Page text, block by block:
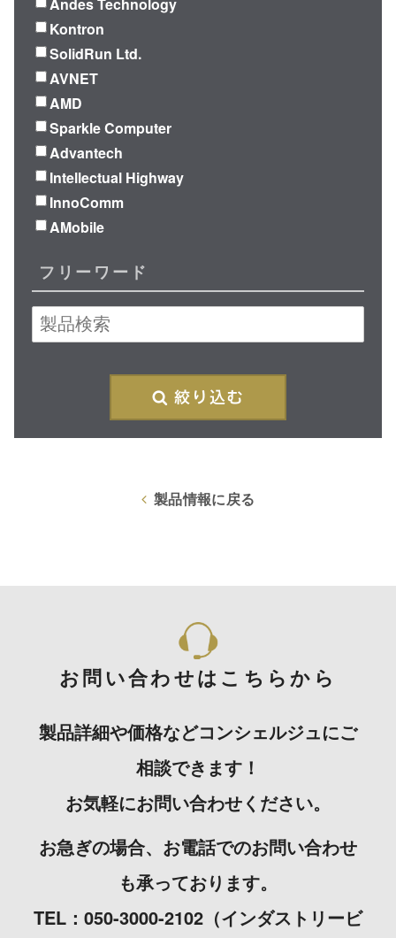
Kontron
SolidRun Ltd.
AVNET
AMD
Sparkle Computer
Advantech
Intellectual Highway
InnoComm
AMobile
フリーワード
製品情報に戻る
お問い合わせはこちらから
製品詳細や価格などコンシェルジュにご
相談できます！
お気軽にお問い合わせください。
お急ぎの場合、お電話でのお問い合わせ
も承っております。
TEL：050-3000-2102（インダストリービ